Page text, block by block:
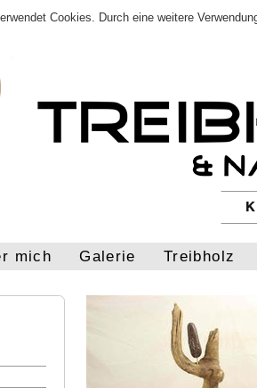
Cookies. Durch eine weitere
mich Galerie Treibholz